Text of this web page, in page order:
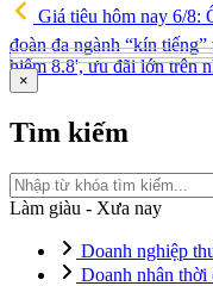
Giá tiêu hôm nay 6/8:
đoàn đa ngành “kín
hiểm 8.8', ưu đãi lớn trên
×
Tìm kiếm
Làm giàu - Xưa nay
Doanh nghiệp
Doanh nhân thời